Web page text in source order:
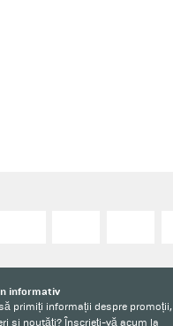
informativ
primiți informații despre promoții,
și noutăți? Înscrieți-vă acum la